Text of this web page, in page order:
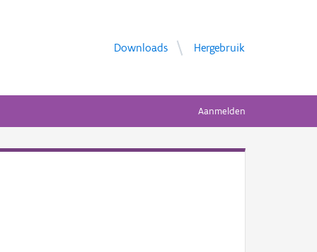
Downloads Hergebruik
Aanmelden